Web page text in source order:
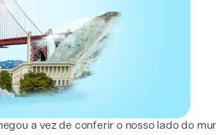
a vez de conferir o nosso lado do